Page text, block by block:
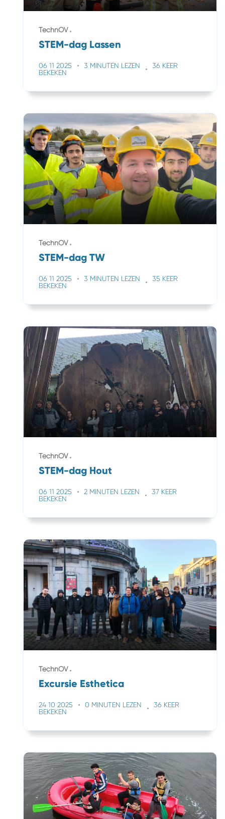
TechnOV
STEM-dag Lassen
06 11 2025 3 MINUTEN LEZEN
36 KEER
BEKEKEN
TechnOV
STEM-dag TW
06 11 2025 3 MINUTEN LEZEN
35 KEER
BEKEKEN
TechnOV
STEM-dag Hout
06 11 2025 2 MINUTEN LEZEN
37 KEER
BEKEKEN
TechnOV
Excursie Esthetica
24 10 2025 0 MINUTEN LEZEN
36 KEER
BEKEKEN